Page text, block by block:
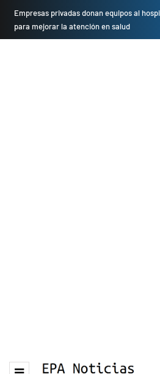
Empresas privadas donan equipos al
para mejorar la atención en salud